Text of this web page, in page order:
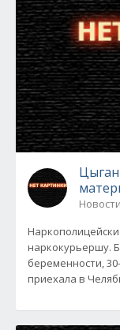
Новости
наркокурьершу.
беременности,
приехала в